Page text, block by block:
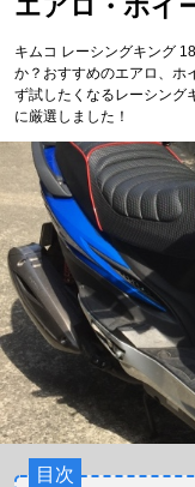
エアロ・ホイ
キムコ レーシングキング
か？おすすめのエアロ、ホ
ず試したくなるレーシング
に厳選しました！
目次